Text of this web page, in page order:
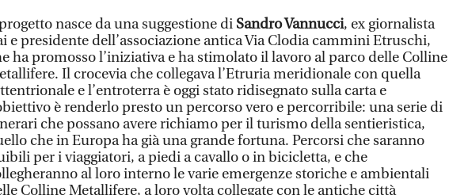
nasce da una suggestione di Sandro Vannucci, ex giornalista
e presidente dell’associazione antica Via Clodia cammini Etruschi,
ha promosso l’iniziativa e ha stimolato il lavoro al parco delle Colline
Il crocevia che collegava l’Etruria meridionale con quella
e l’entroterra è oggi stato ridisegnato sulla carta e
è renderlo presto un percorso vero e percorribile: una serie di
che possano avere richiamo per il turismo della sentieristica,
che in Europa ha già una grande fortuna. Percorsi che saranno
per i viaggiatori, a piedi a cavallo o in bicicletta, e che
al loro interno le varie emergenze storiche e ambientali
Colline Metallifere, a loro volta collegate con le antiche città